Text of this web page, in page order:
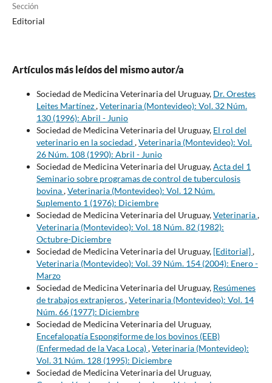
Sección
Editorial
Artículos más leídos del mismo autor/a
Sociedad de Medicina Veterinaria del Uruguay, Dr. Orestes
Leites Martínez,Veterinaria (Montevideo): Vol. 32 Núm.
130 (1996): Abril - Junio
Sociedad de Medicina Veterinaria del Uruguay, El rol del
veterinario en la sociedad ,Veterinaria (Montevideo): Vol.
26 Núm. 108 (1990): Abril - Junio
Sociedad de Medicina Veterinaria del Uruguay,Acta del 1
Seminario sobre programas de control de tuberculosis
bovina,Veterinaria (Montevideo): Vol. 12 Núm.
Suplemento 1 (1976): Diciembre
Sociedad de Medicina Veterinaria del Uruguay,Veterinaria,
Veterinaria (Montevideo): Vol. 18 Núm. 82 (1982):
Octubre-Diciembre
Sociedad de Medicina Veterinaria del Uruguay, [Editorial],
Veterinaria (Montevideo): Vol. 39 Núm. 154 (2004): Enero -
Marzo
Sociedad de Medicina Veterinaria del Uruguay, Resúmenes
de trabajos extranjeros,Veterinaria (Montevideo): Vol. 14
Núm. 66 (1977): Diciembre
Sociedad de Medicina Veterinaria del Uruguay,
Encefalopatía Espongiforme de los bovinos (EEB)
(Enfermedad de la Vaca Loca),Veterinaria (Montevideo):
Vol. 31 Núm. 128 (1995): Diciembre
Sociedad de Medicina Veterinaria del Uruguay,